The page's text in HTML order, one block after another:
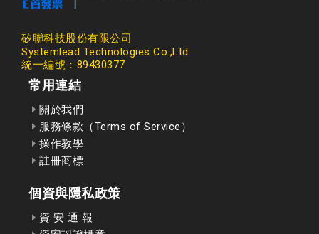
矽聯科技股份有限公司
Systemlead Technologies Co.,Ltd
統一編號：89430377
常用連結
關於我們
服務條款（Terms of Service）
操作教學
註冊商標
個資與隱私政策
資 安 通 報